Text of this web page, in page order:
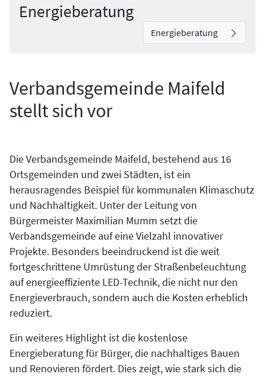
Energieberatung
Energieberatung
Verbandsgemeinde Maifeld
stellt sich vor
Die Verbandsgemeinde Maifeld, bestehend aus 16
Ortsgemeinden und zwei Städten, ist ein
herausragendes Beispiel für kommunalen Klimaschutz
und Nachhaltigkeit. Unter der Leitung von
Bürgermeister Maximilian Mumm setzt die
Verbandsgemeinde auf eine Vielzahl innovativer
Projekte. Besonders beeindruckend ist die weit
fortgeschrittene Umrüstung der Straßenbeleuchtung
auf energieeffiziente LED-Technik, die nicht nur den
Energieverbrauch, sondern auch die Kosten erheblich
reduziert.
Ein weiteres Highlight ist die kostenlose
Energieberatung für Bürger, die nachhaltiges Bauen
und Renovieren fördert. Dies zeigt, wie stark sich die